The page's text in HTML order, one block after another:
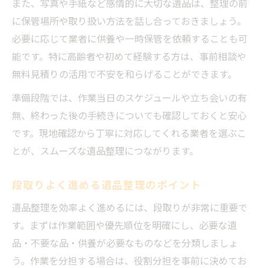
に保管場所や取り扱い方法を話し合っておきましょう。
必要に応じて業者に供養や一時保管を依頼することも可
能です。特に高齢者や初めて経験する方は、事前相談や
無料見積りの活用で不安を和らげることができます。
準備段階では、作業当日のスケジュールや立ち会いの有
無、終わった後の手続きについても確認しておくと安心
です。現地確認から丁寧に対応してくれる業者を選ぶこ
とが、スムーズな遺品整理につながります。
段取りよく進める遺品整理のポイント
遺品整理を効率よく進めるには、段取りが非常に重要で
す。まずは作業範囲や優先順位を明確にし、必要な遺
品・不要な品・供養が必要なものなどを分類しましょ
う。作業を分担する場合は、役割分担を事前に決めてお